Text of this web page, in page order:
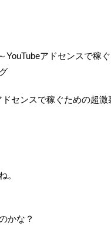
アドセンスで稼
センスで稼ぐための超激
。
かな？